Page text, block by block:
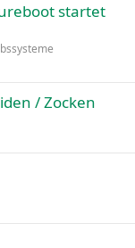
startet
/ Zocken